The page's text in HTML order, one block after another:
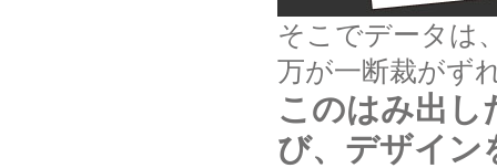
そこでデータは
万が一断裁がず
このはみ出し
び、デザイン